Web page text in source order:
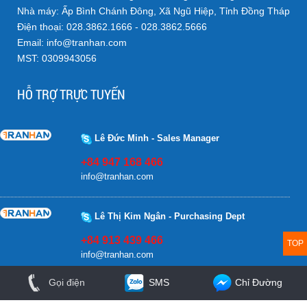
Nhà máy: Ấp Bình Chánh Đông, Xã Ngũ Hiệp, Tỉnh Đồng Tháp
Điện thoại: 028.3862.1666 - 028.3862.5666
Email: info@tranhan.com
MST: 0309943056
HỖ TRỢ TRỰC TUYẾN
Lê Đức Minh - Sales Manager
+84 947 168 466
info@tranhan.com
Lê Thị Kim Ngân - Purchasing Dept
+84 913 439 466
info@tranhan.com
TOP
Gọi điện SMS Chỉ Đường